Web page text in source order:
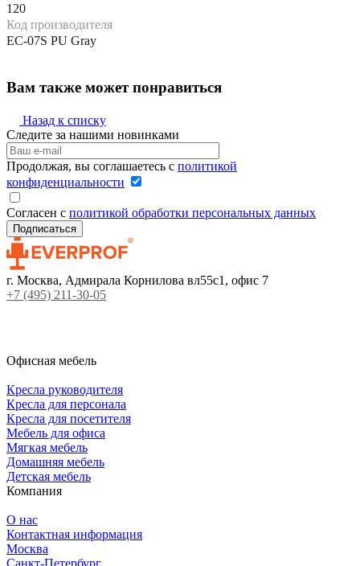
120
Код производителя
EC-07S PU Gray
Вам также может понравиться
Назад к списку
Следите за нашими новинками
Продолжая, вы соглашаетесь с политикой
конфиденциальности
Согласен с политикой обработки персональных данных
г. Москва, Адмирала Корнилова вл55с1, офис 7
+7 (495) 211-30-05
Офисная мебель
Кресла руководителя
Кресла для персонала
Кресла для посетителя
Мебель для офиса
Мягкая мебель
Домашняя мебель
Детская мебель
Компания
О нас
Контактная информация
Москва